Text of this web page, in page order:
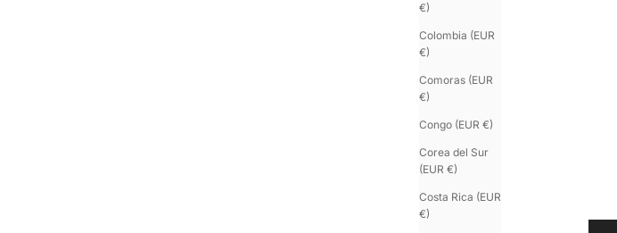
€)
Colombia (EUR
€)
Comoras (EUR
€)
Congo (EUR €)
Corea del Sur
(EUR €)
Costa Rica (EUR
€)
Brazalete de oro vermeil